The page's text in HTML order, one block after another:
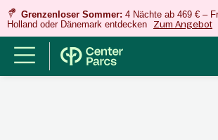
Grenzenloser Sommer: 4 Nächte ab 469 € –
Holland oder Dänemark entdecken
Zum Angebot